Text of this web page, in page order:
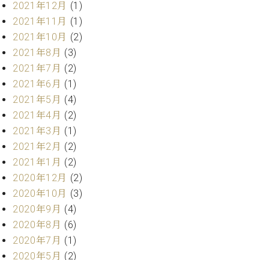
ア
ノ
C.
ベ
ヒ
シ
ュ
タ
イ
ン
レ
デ
ン
ス
ア
ッ
プ
ホー
ル・
スタ
ジオ
空き
状況
画
収
録
サ
ー
ス
音
楽
教
室
2021年12月 (1)
2021年11月 (1)
2021年10月 (2)
2021年8月 (3)
2021年7月 (2)
2021年6月 (1)
2021年5月 (4)
2021年4月 (2)
2021年3月 (1)
2021年2月 (2)
2021年1月 (2)
2020年12月 (2)
2020年10月 (3)
2020年9月 (4)
2020年8月 (6)
2020年7月 (1)
2020年5月 (2)